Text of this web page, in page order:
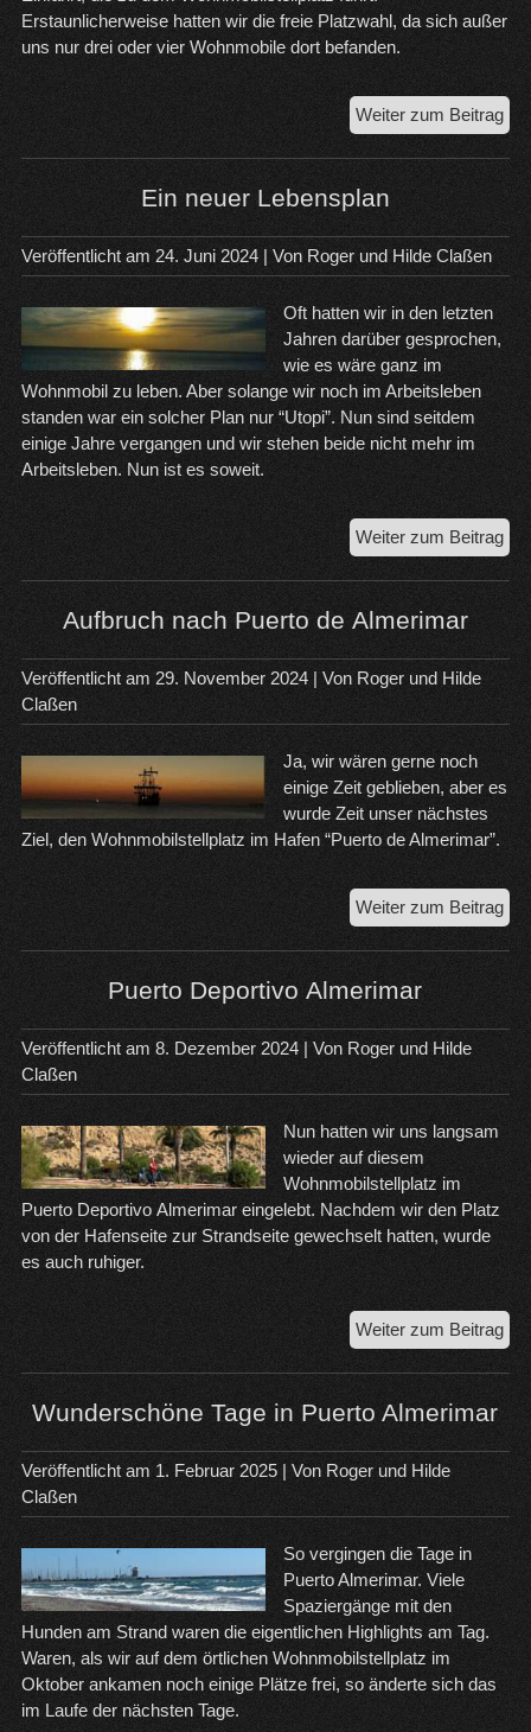
Erstaunlicherweise hatten wir die freie Platzwahl, da sich außer
uns nur drei oder vier Wohnmobile dort befanden.
Weiter zum Beitrag
Ein neuer Lebensplan
Veröffentlicht am 24. Juni 2024| Von Roger und Hilde Claßen
Oft hatten wir in den letzten
Jahren darüber gesprochen,
wie es wäre ganz im
Wohnmobil zu leben. Aber solange wir noch im Arbeitsleben
standen war ein solcher Plan nur “Utopi”. Nun sind seitdem
einige Jahre vergangen und wir stehen beide nicht mehr im
Arbeitsleben. Nun ist es soweit.
Weiter zum BeitragEin
Aufbruch nach Puerto de Almerimar
Veröffentlicht am 29. November 2024| Von Roger und Hilde
Claßen
Ja, wir wären gerne noch
einige Zeit geblieben, aber es
wurde Zeit unser nächstes
Ziel, den Wohnmobilstellplatz im Hafen “Puerto de Almerimar”.
Weiter zum Beitrag
Puerto Deportivo Almerimar
Veröffentlicht am 8. Dezember 2024| Von Roger und Hilde
Claßen
Nun hatten wir uns langsam
wieder auf diesem
Wohnmobilstellplatz im
Puerto Deportivo Almerimar eingelebt. Nachdem wir den Platz
von der Hafenseite zur Strandseite gewechselt hatten, wurde
es auch ruhiger.
Weiter zum Beitrag
Wunderschöne Tage in Puerto Almerimar
Veröffentlicht am 1. Februar 2025| Von Roger und Hilde
Claßen
So vergingen die Tage in
Puerto Almerimar. Viele
Spaziergänge mit den
Hunden am Strand waren die eigentlichen Highlights am Tag.
Waren, als wir auf dem örtlichen Wohnmobilstellplatz im
Oktober ankamen noch einige Plätze frei, so änderte sich das
im Laufe der nächsten Tage.